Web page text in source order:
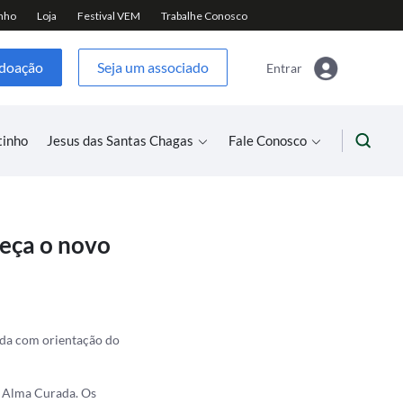
Seja um associado Entrar
Jesus das Santas Chagas Fale Conosco
o novo
com orientação do
Curada. Os